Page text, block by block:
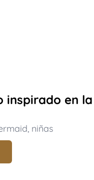
inspirado en
, niñas